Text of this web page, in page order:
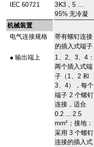
IEC 60721 3K3，5 …
95% 无冷凝
机械装置
电气连接规格
带有螺钉连接
的插入式端子
●输出端上
1、2、3、4：
两个插入式端
子（1、2 和
3、4），每个
端子 2 个螺钉
连接，适合
0.2 ... 2.5
mm²；接地：
采用 3 个螺钉
连接的插入式